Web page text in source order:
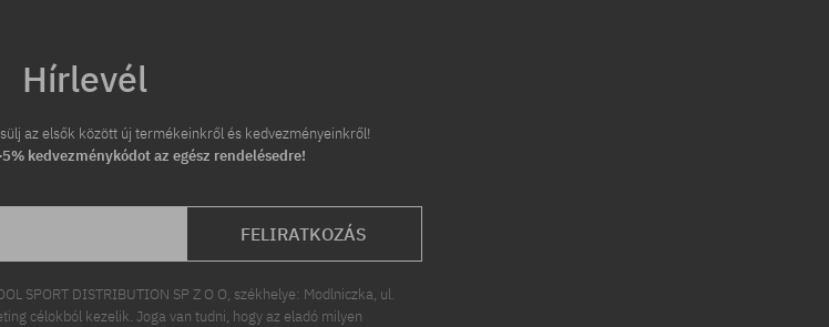
Hírlevél
az elsők között új termékeinkről és kedvezményeinkről!
kedvezménykódot az egész rendelésedre!
FELIRATKOZÁS
SPORT DISTRIBUTION SP Z O O, székhelye: Modlniczka, ul.
célokból kezelik. Joga van tudni, hogy az eladó milyen